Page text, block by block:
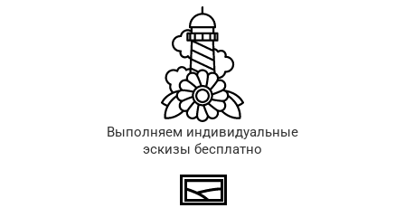
Выполняем индивидуальные
эскизы бесплатно